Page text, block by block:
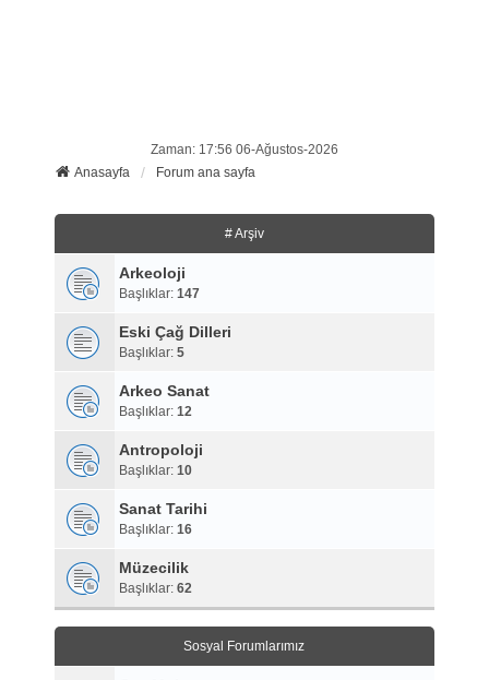
Zaman: 17:56 06-Ağustos-2026
Anasayfa
Forum ana sayfa
# Arşiv
Arkeoloji
Başlıklar: 147
Eski Çağ Dilleri
Başlıklar: 5
Arkeo Sanat
Başlıklar: 12
Antropoloji
Başlıklar: 10
Sanat Tarihi
Başlıklar: 16
Müzecilik
Başlıklar: 62
Sosyal Forumlarımız